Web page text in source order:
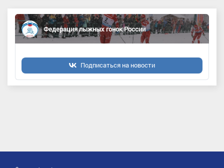
Федерация лыжных гонок России
Подписаться на новости